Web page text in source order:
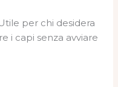
per chi desidera
i capi senza avviare